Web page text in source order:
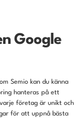
Google
Semio kan du känna
hanteras på ett
företag är unikt och
för att uppnå bästa